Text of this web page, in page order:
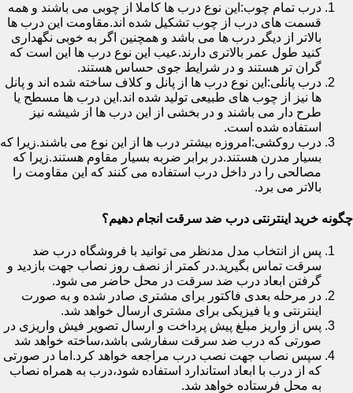
درب تمام چوب:این نوع درب ها کاملا از چوبی می باشند و همه
قسمت های درب از چوب تشکیل شده اند.مقاومت این درب ها
بالاتر از دیگر درب ها می باشد و همچنین اگر به خوبی نگهداری
کنید طول عمر بالاتری دارند.عیب این نوع درب ها این است که
گران تر هستند و در شرایط جوی حساس هستند.
درب پانلی:این نوع درب ها از پانل و کلاف ساخته شده اند و پانل
ها نیز از چوب های طبیعی تولید شده اند.این درب ها مسطح یا
طرح دار می باشند و در بخشی از این درب ها از شیشه نیز
استفاده شده است.
درب روکشی:امروزه بیشتر درب ها از این نوع می باشند.زیرا که
بسیار مدرن هستند.در برابر ضربه بسیار مقاوم هستند.زیرا که
مصالحی را در داخل درب استفاده می کنند که این مقاومت را
بالاتر می برد.
چگونه خرید اینترنتی درب ضد سرقت انجام دهیم؟
پس از انتخاب مدل مدنظر می توانید با فروشگاه درب ضد
سرقت تماس بگیرید.در کمتر از نصف روز نصاب جهت بازدید و
گرفتن ابعاد درب ضد سرقت در محل حاضر می شود.
در مرحله بعدی فاکتور برای مشتری صادر شده و به صورت
اینترنتی و یا فیزیکی برای مشتری ارسال خواهد شد.
پس از واریز مبلغ پیش پرداخت و ارسال تصویر فیش واریزی در
صورتی که درب ضد سرقت سفارشی باشد،ساخته خواهد شد
سپس نصاب جهت نصب درب مراجعه خواهد کرد.اما در صورتی
که از درب با ابعاد استاندارد استفاده شود،درب به همراه نصاب
به محل فرستاده خواهد شد.